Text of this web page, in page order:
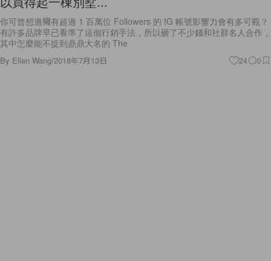
你可曾想過擁有超過 1 百萬位 Followers 的 IG 帳號影響力會有多可觀？
有許多品牌早已看準了這個行銷手法，所以砸了不少錢和社群名人合作，
其中怎麼能不提到鼎鼎大名的 The
By Ellen Wang/2018年7月13日 24 0